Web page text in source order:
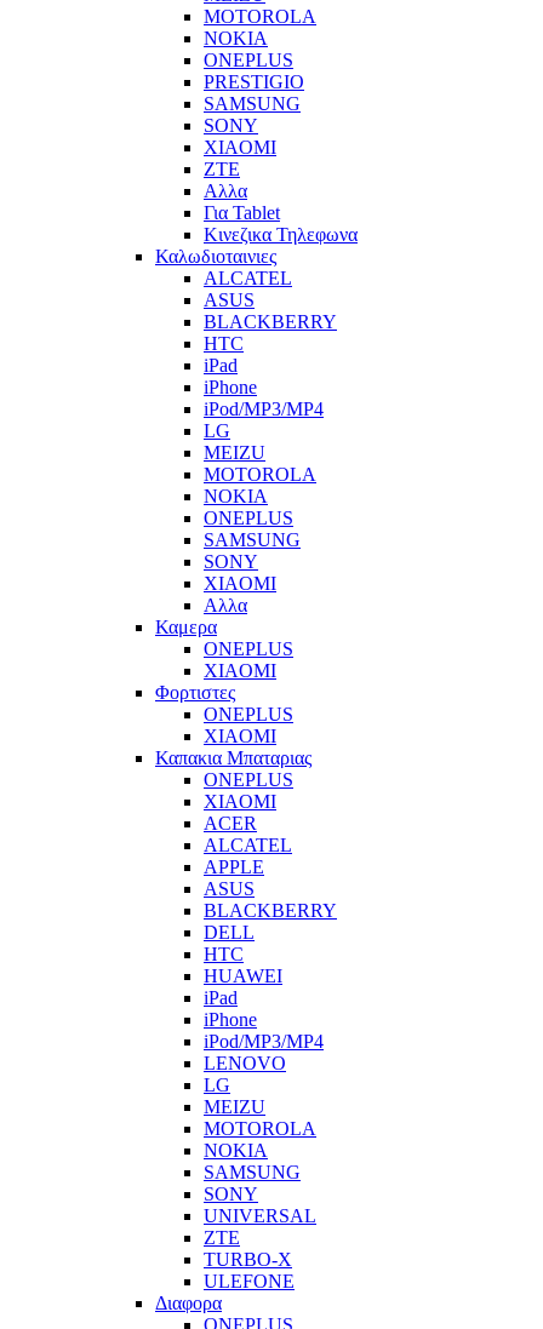
MOTOROLA
NOKIA
ONEPLUS
PRESTIGIO
SAMSUNG
SONY
XIAOMI
ZTE
Αλλα
Για Tablet
Κινεζικα Τηλεφωνα
Καλωδιοταινιες
ALCATEL
ASUS
BLACKBERRY
HTC
iPad
iPhone
iPod/MP3/MP4
LG
MEIZU
MOTOROLA
NOKIA
ONEPLUS
SAMSUNG
SONY
XIAOMI
Αλλα
Καμερα
ONEPLUS
XIAOMI
Φορτιστες
ONEPLUS
XIAOMI
Καπακια Μπαταριας
ONEPLUS
XIAOMI
ACER
ALCATEL
APPLE
ASUS
BLACKBERRY
DELL
HTC
HUAWEI
iPad
iPhone
iPod/MP3/MP4
LENOVO
LG
MEIZU
MOTOROLA
NOKIA
SAMSUNG
SONY
UNIVERSAL
ZTE
TURBO-X
ULEFONE
Διαφορα
ONEPLUS